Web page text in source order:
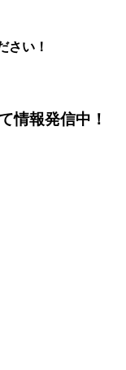
さい！
情報発信中！